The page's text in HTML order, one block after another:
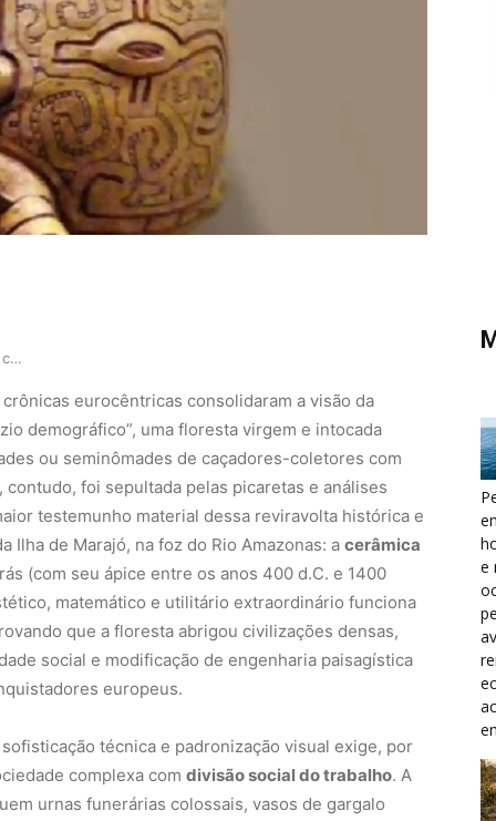
A escrita do barro e como a cerâmica marajoara …
eurocêntricas consolidaram a visão da
demográfico”, uma floresta virgem e intocada
ou seminômades de caçadores-coletores com
foi sepultada pelas picaretas e análises
testemunho material dessa reviravolta histórica e
de Marajó, na foz do Rio Amazonas: a cerâmica
(com seu ápice entre os anos 400 d.C. e 1400
matemático e utilitário extraordinário funciona
que a floresta abrigou civilizações densas,
social e modificação de engenharia paisagística
europeus.
técnica e padronização visual exige, por
complexa com divisão social do trabalho. A
urnas funerárias colossais, vasos de gargalo
e